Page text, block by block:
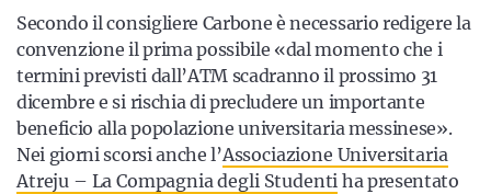
Secondo il consigliere Carbone è necessario redigere la
convenzione il prima possibile «dal momento che i
termini previsti dall’ATM scadranno il prossimo 31
dicembre e si rischia di precludere un importante
beneficio alla popolazione universitaria messinese».
Nei giorni scorsi anche l’Associazione Universitaria
Atreju – La Compagnia degli Studenti ha presentato